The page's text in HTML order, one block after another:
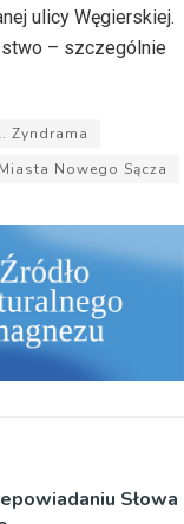
ulicy Węgierskiej.
– szczególnie
Zyndrama
Nowego Sącza
Słowa